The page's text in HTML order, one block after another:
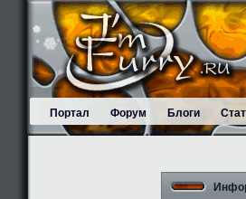
Портал Форум Блоги